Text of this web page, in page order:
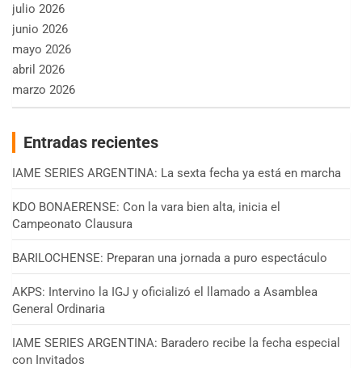
julio 2026
junio 2026
mayo 2026
abril 2026
marzo 2026
Entradas recientes
IAME SERIES ARGENTINA: La sexta fecha ya está en marcha
KDO BONAERENSE: Con la vara bien alta, inicia el
Campeonato Clausura
BARILOCHENSE: Preparan una jornada a puro espectáculo
AKPS: Intervino la IGJ y oficializó el llamado a Asamblea
General Ordinaria
IAME SERIES ARGENTINA: Baradero recibe la fecha especial
con Invitados